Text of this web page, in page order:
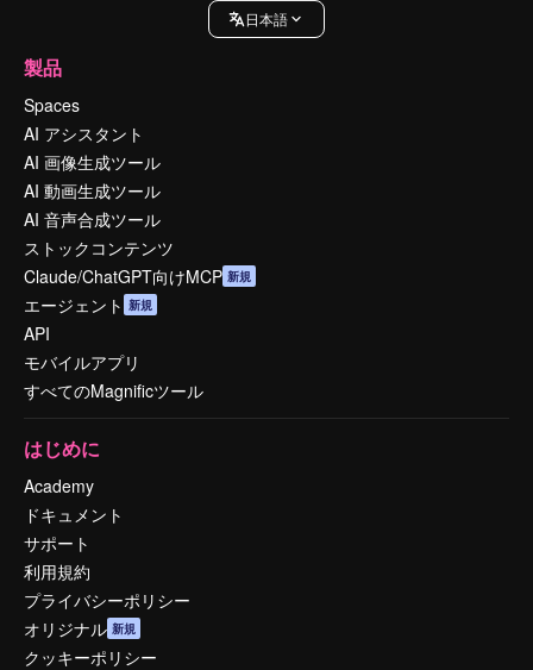
日本語
製品
Spaces
AI アシスタント
AI 画像生成ツール
AI 動画生成ツール
AI 音声合成ツール
ストックコンテンツ
Claude/ChatGPT向けMCP 新規
エージェント 新規
API
モバイルアプリ
すべてのMagnificツール
はじめに
Academy
ドキュメント
サポート
利用規約
プライバシーポリシー
オリジナル 新規
クッキーポリシー